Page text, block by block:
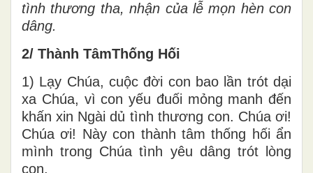
tình thương tha, nhận của lễ mọn hèn con
dâng.
2/ Thành TâmThống Hối
1) Lạy Chúa, cuộc đời con bao lần trót dại
xa Chúa, vì con yếu đuối mỏng manh đến
khấn xin Ngài dủ tình thương con. Chúa ơi!
Chúa ơi! Này con thành tâm thống hối ẩn
mình trong Chúa tình yêu dâng trót lòng
con.